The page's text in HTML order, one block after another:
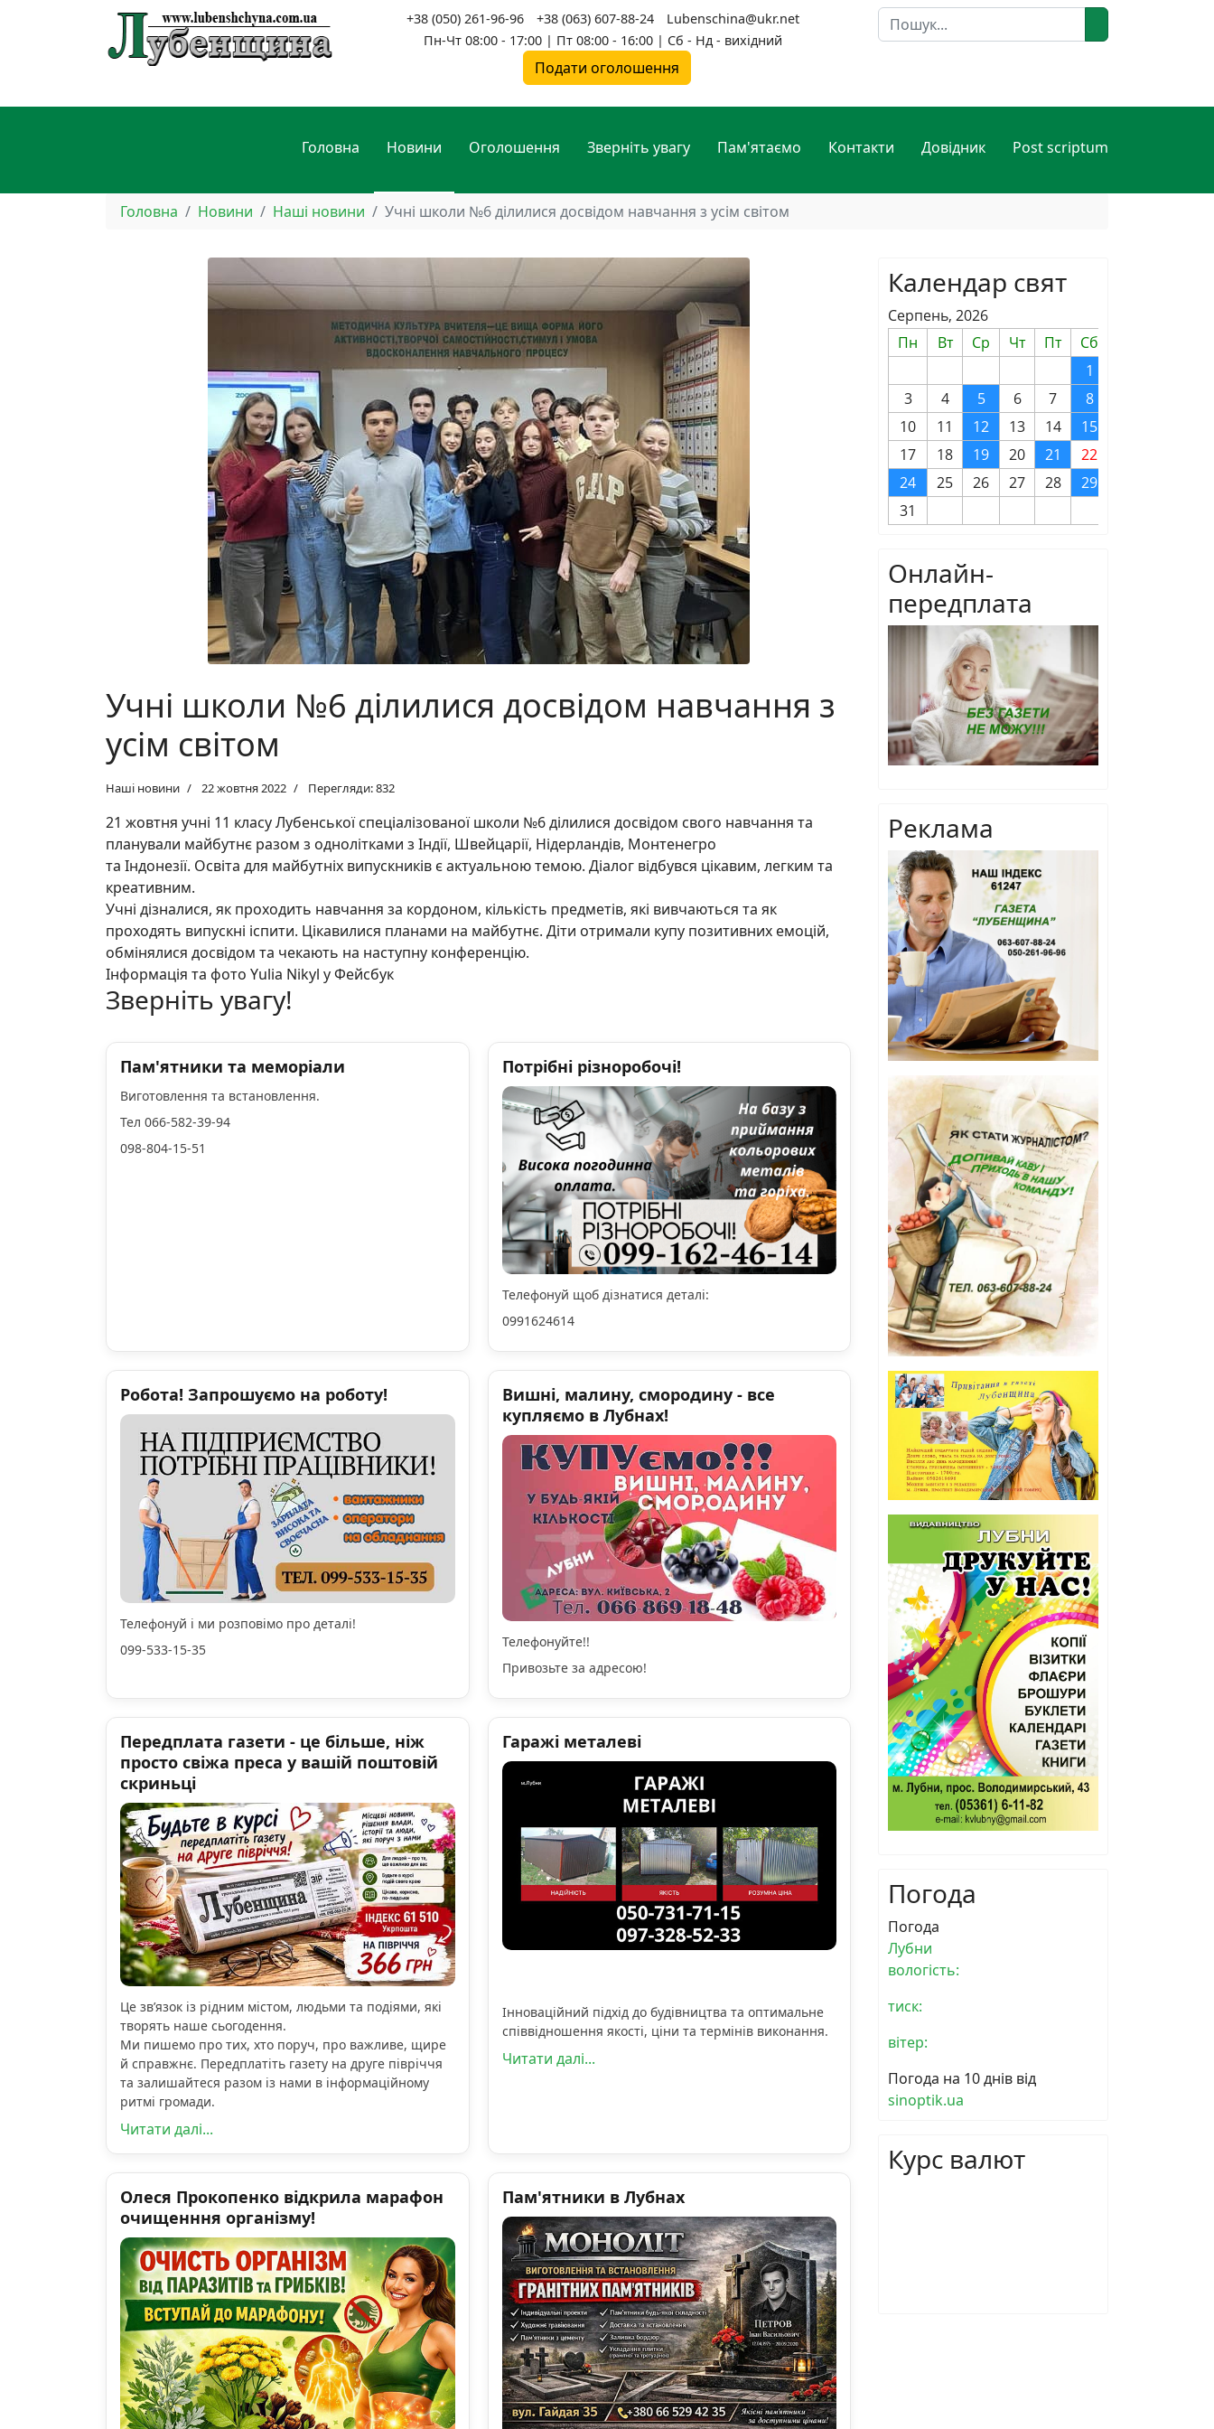
+38 (050) 261-96-96 +38 (063) 607-88-24
Lubenschina@ukr.net
Пн-Чт 08:00 - 17:00 | Пт 08:00 - 16:00 | Сб - Нд - вихідний
Подати оголошення
Пошук
Головна Новини Оголошення Зверніть увагу Пам'ятаємо Контакти Довідник Post scriptum
Головна Новини Наші новини Учні школи №6 ділилися досвідом навчання з усім світом
Учні школи №6 ділилися досвідом навчання з
усім світом
Наші новини 22 жовтня 2022 Перегляди: 832
21 жовтня учні 11 класу Лубенської спеціалізованої школи №6 ділилися досвідом свого навчання та
планували майбутнє разом з однолітками з Індії, Швейцарії, Нідерландів, Монтенегро
та Індонезії. Освіта для майбутніх випускників є актуальною темою. Діалог відбувся цікавим, легким та
креативним.
Учні дізналися, як проходить навчання за кордоном, кількість предметів, які вивчаються та як
проходять випускні іспити. Цікавилися планами на майбутнє. Діти отримали купу позитивних емоцій,
обмінялися досвідом та чекають на наступну конференцію.
Інформація та фото Yulia Nikyl у Фейсбук
Зверніть увагу!
Пам'ятники та меморіали
Виготовлення та встановлення.
Тел 066-582-39-94
098-804-15-51
Потрібні різноробочі!
Телефонуй щоб дізнатися деталі:
0991624614
Робота! Запрошуємо на роботу!
Телефонуй і ми розповімо про деталі!
099-533-15-35
Вишні, малину, смородину - все
купляємо в Лубнах!
Телефонуйте!!
Привозьте за адресою!
Передплата газети - це більше, ніж
просто свіжа преса у вашій поштовій
скриньці
Це зв’язок із рідним містом, людьми та подіями, які
творять наше сьогодення.
Ми пишемо про тих, хто поруч, про важливе, щире
й справжнє. Передплатіть газету на друге півріччя
та залишайтеся разом із нами в інформаційному
ритмі громади.
Читати далі...
Гаражі металеві
Інноваційний підхід до будівництва та оптимальне
співвідношення якості, ціни та термінів виконання.
Читати далі...
Олеся Прокопенко відкрила марафон
очищенння організму!
Пам'ятники в Лубнах
Календар свят
Серпень, 2026
Пн
Вт Ср Чт Пт Сб
1
3
4 5 6 7 8
10
11 12 13 14 15
17
18 19 20 21 22
24
25 26 27 28 29
31
Онлайн-
передплата
Реклама
Погода
Погода
Лубни
вологість:
тиск:
вітер:
Погода на 10 днів від
sinoptik.ua
Курс валют